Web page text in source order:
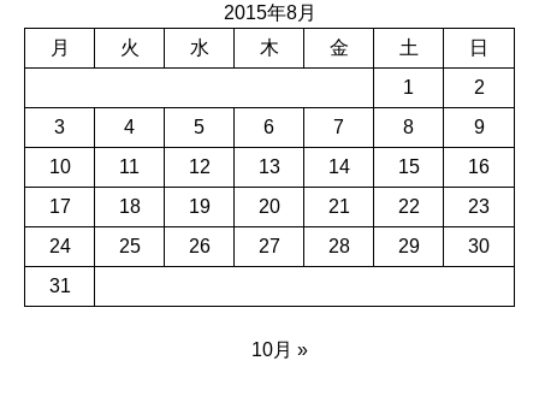
2015年8月
月
火 水 木 金 土
日
1
2
3
4 5 6 7 8
9
10
11 12 13 14 15
16
17
18 19 20 21 22
23
24
25 26 27 28 29
30
31
10月 »